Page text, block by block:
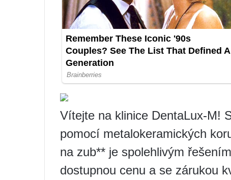
Vítejte na klinice DentaLux-M!
pomocí metalokeramických
na zub** je spolehlivým
dostupnou cenu a se zárukou